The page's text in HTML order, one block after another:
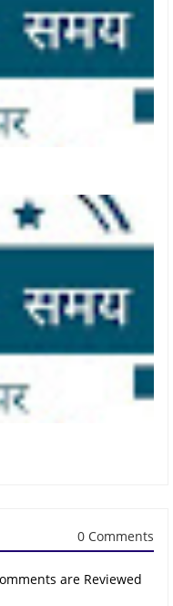
0 Comments
are Reviewed